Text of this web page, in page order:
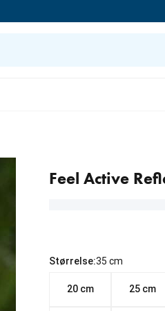
Feel Active
Størrelse:35 cm
20 cm 25 cm